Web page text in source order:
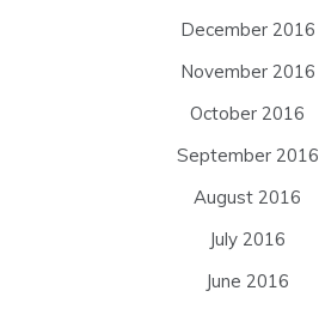
December 2016
November 2016
October 2016
September 2016
August 2016
July 2016
June 2016